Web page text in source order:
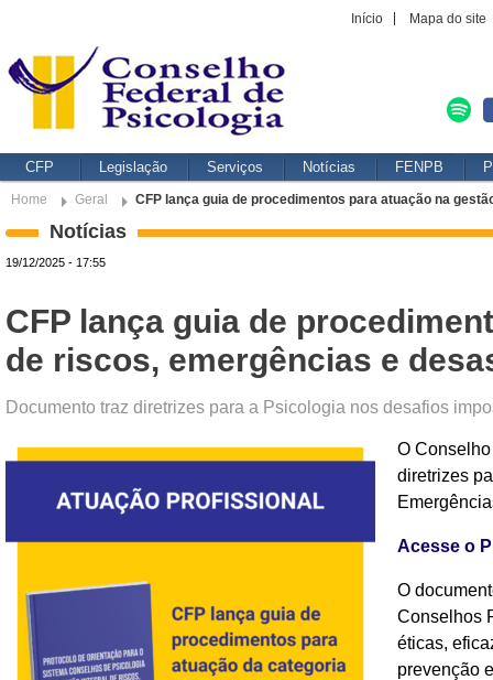
Início Mapa do site
CFP Legislação Serviços Notícias FENPB
Home Geral CFP lança guia de procedimentos para atuação na
Notícias
19/12/2025 - 17:55
CFP lança guia de
de riscos, emergências e
Documento traz diretrizes para a Psicologia nos desafios
O
diretrizes
Acesse o
O
Conselhos
éticas,
prevenção